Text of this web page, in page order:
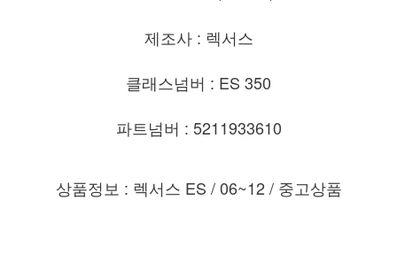
제조사 : 렉서스
클래스넘버 : ES 350
파트넘버 : 5211933610
상품정보 : 렉서스 ES / 06~12 / 중고상품